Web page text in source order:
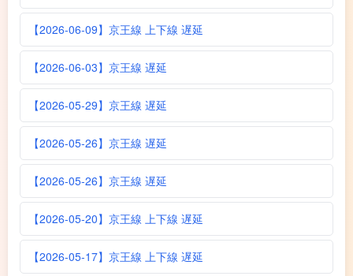
【2026-06-09】京王線 上下線 遅延
【2026-06-03】京王線 遅延
【2026-05-29】京王線 遅延
【2026-05-26】京王線 遅延
【2026-05-26】京王線 遅延
【2026-05-20】京王線 上下線 遅延
【2026-05-17】京王線 上下線 遅延